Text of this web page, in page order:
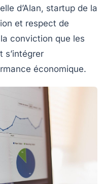
d’Alan, startup de la
et respect de
conviction que les
s’intégrer
économique.